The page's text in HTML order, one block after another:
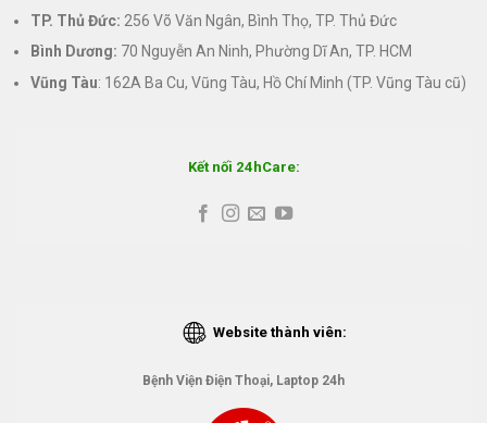
TP. Thủ Đức: 256 Võ Văn Ngân, Bình Thọ, TP. Thủ Đức
Bình Dương: 70 Nguyễn An Ninh, Phường Dĩ An, TP. HCM
Vũng Tàu: 162A Ba Cu, Vũng Tàu, Hồ Chí Minh (TP. Vũng Tàu cũ)
Kết nối 24hCare:
Website thành viên:
Bệnh Viện Điện Thoại, Laptop 24h